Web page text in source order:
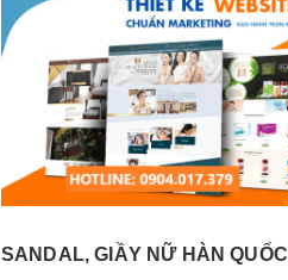
SANDAL, GIẦY NỮ HÀN QUỐC